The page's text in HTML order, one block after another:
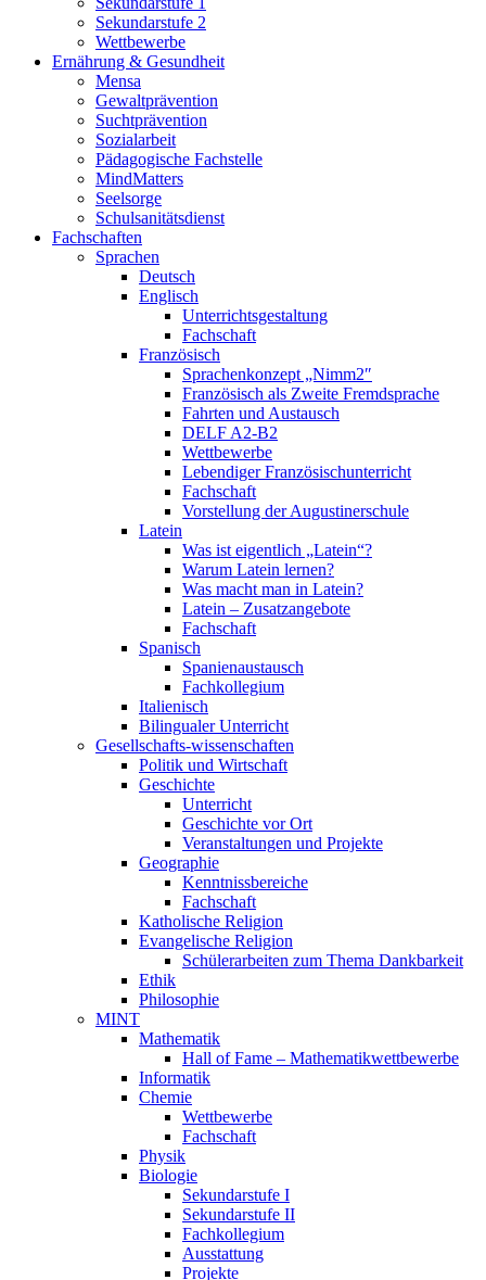
Sekundarstufe 2
Wettbewerbe
Ernährung & Gesundheit
Mensa
Gewaltprävention
Suchtprävention
Sozialarbeit
Pädagogische Fachstelle
MindMatters
Seelsorge
Schulsanitätsdienst
Fachschaften
Sprachen
Deutsch
Englisch
Unterrichtsgestaltung
Fachschaft
Französisch
Sprachenkonzept „Nimm2″
Französisch als Zweite Fremdsprache
Fahrten und Austausch
DELF A2-B2
Wettbewerbe
Lebendiger Französischunterricht
Fachschaft
Vorstellung der Augustinerschule
Latein
Was ist eigentlich „Latein“?
Warum Latein lernen?
Was macht man in Latein?
Latein – Zusatzangebote
Fachschaft
Spanisch
Spanienaustausch
Fachkollegium
Italienisch
Bilingualer Unterricht
Gesellschafts-wissenschaften
Politik und Wirtschaft
Geschichte
Unterricht
Geschichte vor Ort
Veranstaltungen und Projekte
Geographie
Kenntnissbereiche
Fachschaft
Katholische Religion
Evangelische Religion
Schülerarbeiten zum Thema Dankbarkeit
Ethik
Philosophie
MINT
Mathematik
Hall of Fame – Mathematikwettbewerbe
Informatik
Chemie
Wettbewerbe
Fachschaft
Physik
Biologie
Sekundarstufe I
Sekundarstufe II
Fachkollegium
Ausstattung
Projekte